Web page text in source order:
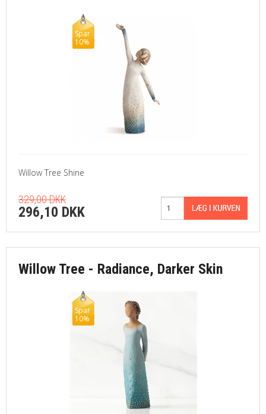
Spar
10%
Willow Tree Shine
329,00 DKK
296,10 DKK
Willow Tree - Radiance, Darker Skin
Spar
10%